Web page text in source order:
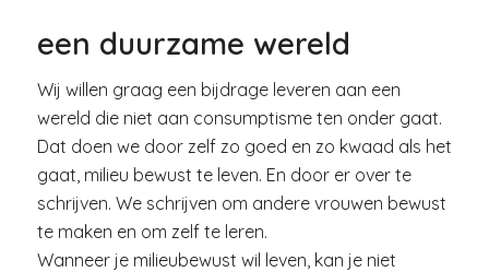
een duurzame wereld
Wij willen graag een bijdrage leveren aan een
wereld die niet aan consumptisme ten onder gaat.
Dat doen we door zelf zo goed en zo kwaad als het
gaat, milieu bewust te leven. En door er over te
schrijven. We schrijven om andere vrouwen bewust
te maken en om zelf te leren.
Wanneer je milieubewust wil leven, kan je niet